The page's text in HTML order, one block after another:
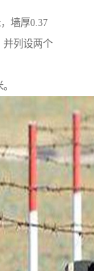
墙厚0.37
并列设两个